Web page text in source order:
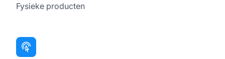
Fysieke producten